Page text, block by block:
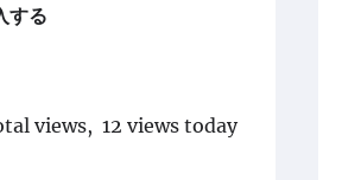
する
views, 12 views today